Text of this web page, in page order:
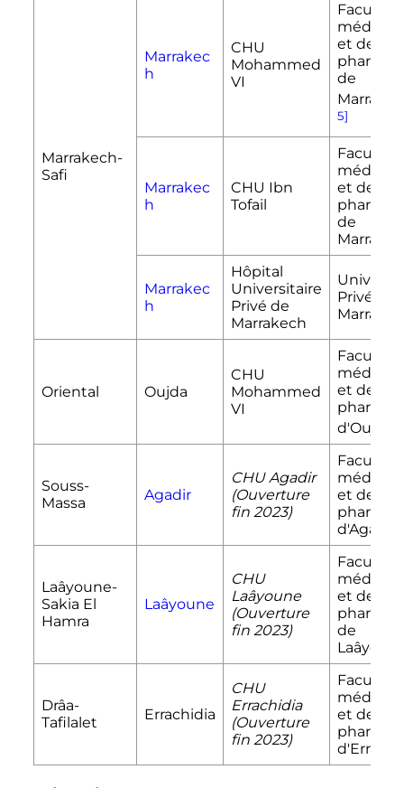
Marrakech-
Safi
Marrakec
h
CHU
Mohammed
VI
Faculté
et de
de
5]
Marrakec
h
CHU Ibn
Tofail
Faculté
et de
de
Marrakec
h
Hôpital
Universitaire
Privé de
Marrakech
Privée de
Oriental Oujda
CHU
Mohammed
VI
Faculté
et de
d'Oujda
Souss-
Massa
Agadir
CHU Agadir
(Ouverture
fin 2023)
Faculté
et de
d'Agadir
Laâyoune-
Sakia El
Hamra
Laâyoune
CHU
Laâyoune
(Ouverture
fin 2023)
Faculté
et de
de
Drâa-
Tafilalet
Errachidia
CHU
Errachidia
(Ouverture
fin 2023)
Faculté
et de